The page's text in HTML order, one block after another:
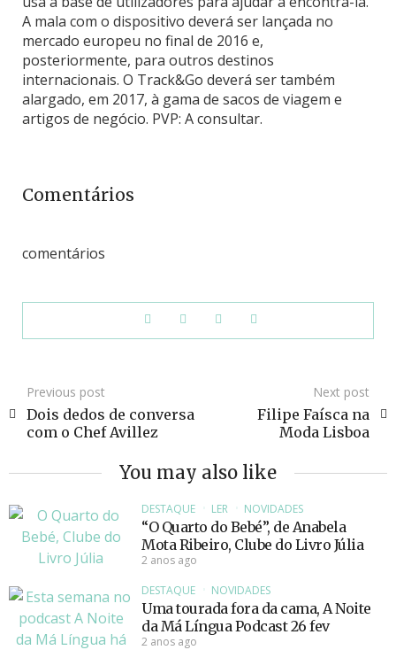
A mala com o dispositivo deverá ser lançada no
mercado europeu no final de 2016 e,
posteriormente, para outros destinos
internacionais. O Track&Go deverá ser também
alargado, em 2017, à gama de sacos de viagem e
artigos de negócio. PVP: A consultar.
Comentários
comentários
Previous post
Dois dedos de conversa
com o Chef Avillez
Next post
Filipe Faísca na
Moda Lisboa
You may also like
DESTAQUE LER NOVIDADES
“O Quarto do Bebé”, de Anabela
Mota Ribeiro, Clube do Livro Júlia
2 anos ago
DESTAQUE
NOVIDADES
Uma tourada fora da cama, A Noite
da Má Língua Podcast 26 fev
2 anos ago